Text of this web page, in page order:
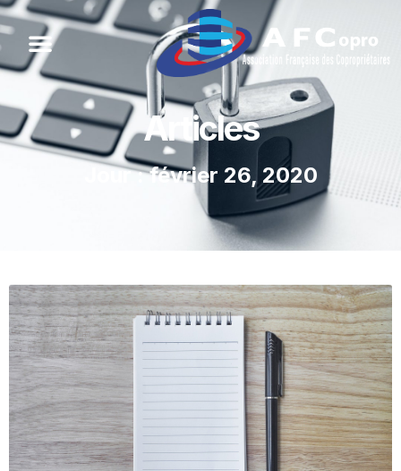
Articles
Jour : février 26, 2020